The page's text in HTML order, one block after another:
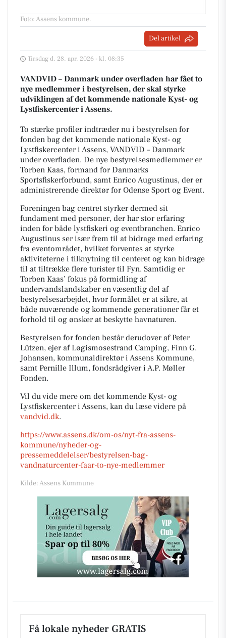
Foto: Assens kommune.
Del artikel
Tirsdag d. 28. apr. 2026 - kl. 08:35
VANDVID – Danmark under overfladen har fået to
nye medlemmer i bestyrelsen, der skal styrke
udviklingen af det kommende nationale Kyst- og
Lystfiskercenter i Assens.
To stærke profiler indtræder nu i bestyrelsen for
fonden bag det kommende nationale Kyst- og
Lystfiskercenter i Assens, VANDVID – Danmark
under overfladen. De nye bestyrelsesmedlemmer er
Torben Kaas, formand for Danmarks
Sportsfiskerforbund, samt Enrico Augustinus, der er
administrerende direktør for Odense Sport og Event.
Foreningen bag centret styrker dermed sit
fundament med personer, der har stor erfaring
inden for både lystfiskeri og eventbranchen. Enrico
Augustinus ser især frem til at bidrage med erfaring
fra eventområdet, hvilket forventes at styrke
aktiviteterne i tilknytning til centeret og kan bidrage
til at tiltrække flere turister til Fyn. Samtidig er
Torben Kaas’ fokus på formidling af
undervandslandskaber en væsentlig del af
bestyrelsesarbejdet, hvor formålet er at sikre, at
både nuværende og kommende generationer får et
forhold til og ønsker at beskytte havnaturen.
Bestyrelsen for fonden består derudover af Peter
Lützen, ejer af Løgismosestrand Camping, Finn G.
Johansen, kommunaldirektør i Assens Kommune,
samt Pernille Illum, fondsrådgiver i A.P. Møller
Fonden.
Vil du vide mere om det kommende Kyst- og
Lystfiskercenter i Assens, kan du læse videre på
vandvid.dk.
https://www.assens.dk/om-os/nyt-fra-assens-
kommune/nyheder-og-
pressemeddelelser/bestyrelsen-bag-
vandnaturcenter-faar-to-nye-medlemmer
Kilde: Assens Kommune
Få lokale nyheder GRATIS